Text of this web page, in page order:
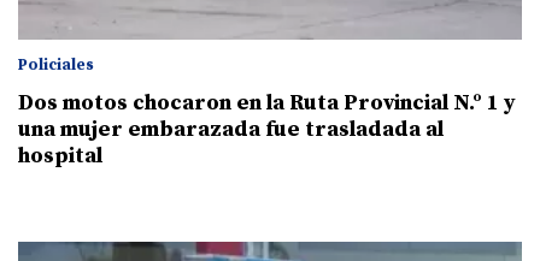
Policiales
Dos motos chocaron en la Ruta Provincial N.º 1 y
una mujer embarazada fue trasladada al
hospital